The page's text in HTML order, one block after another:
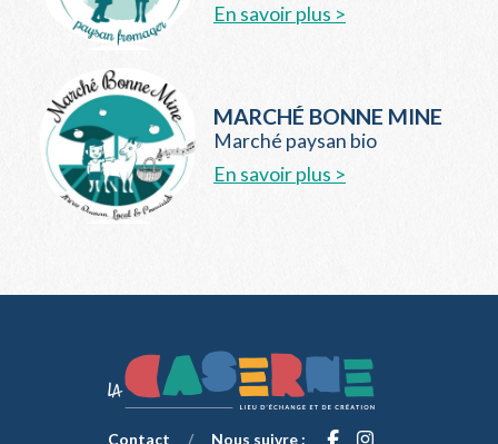
En savoir plus >
MARCHÉ BONNE MINE
Marché paysan bio
En savoir plus >
Contact / Nous suivre :